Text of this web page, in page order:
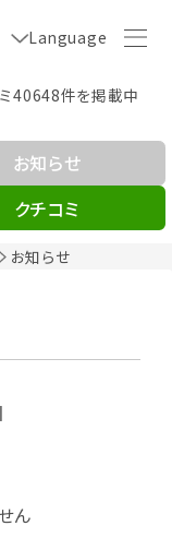
Language
40648件を掲載中
お知らせ
お知らせ
クチコミ
ん